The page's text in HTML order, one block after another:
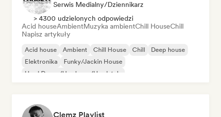
Serwis Medialny/Dziennikarz
> 4300 udzielonych odpowiedzi
Acid houseAmbientMuzyka ambientChill HouseChill
Napisz artykuły
Acid house Ambient Chill House Chill
Deep house
Elektronika
Funky/Jackin House
Hard Dance/Hardcore/Hardstyle
Clemz Playlist